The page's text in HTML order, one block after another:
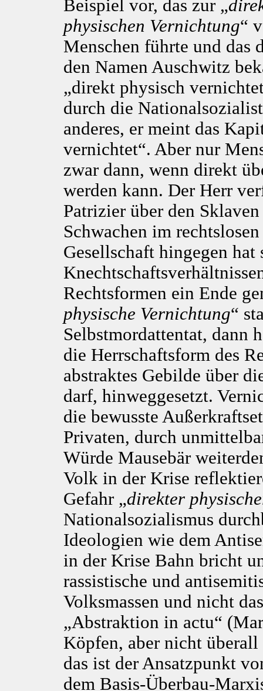
Beispiel vor, das zur „
physischen Vernichtung“
Menschen führte und das
den Namen Auschwitz
„direkt physisch
durch die
anderes, er meint das
vernichtet“. Aber nur
zwar dann, wenn direkt
werden kann. Der Herr
Patrizier über den
Schwachen im
Gesellschaft hingegen hat
Rechtsformen ein Ende
physische Vernichtung“
Selbstmordattentat, dann
die Herrschaftsform des
abstraktes Gebilde über
darf, hinweggesetzt.
die bewusste
Privaten, durch
Würde Mausebär
Volk in der Krise
Gefahr „direkter
Nationalsozialismus
Ideologien wie dem
in der Krise Bahn bricht
rassistische und
Volksmassen und nicht
„Abstraktion in actu“
Köpfen, aber nicht
das ist der Ansatzpunkt
dem Basis-Überbau-